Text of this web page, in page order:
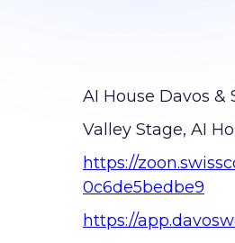
AI House Davos &
Valley Stage, AI
https://
0c6de5bedbe9
https://